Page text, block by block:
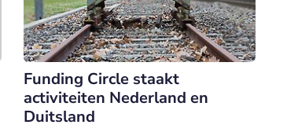
Funding Circle staakt
activiteiten Nederland en
Duitsland